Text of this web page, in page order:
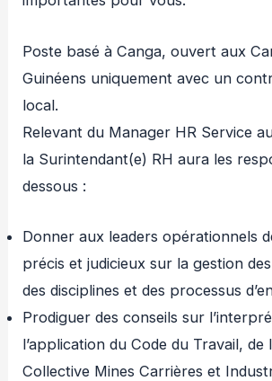
Poste basé à Canga, ouvert aux
Guinéens uniquement avec un
local.
Relevant du Manager HR Service
la Surintendant(e) RH aura les
dessous :
Donner aux leaders opérationnels
précis et judicieux sur la gestion
des disciplines et des processus
Prodiguer des conseils sur
l’application du Code du Travail,
Collective Mines Carrières et